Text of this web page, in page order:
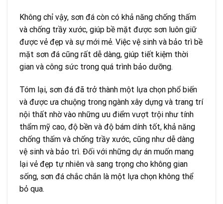
Không chỉ vậy, sơn đá còn có khả năng chống thấm
và chống trầy xước, giúp bề mặt được sơn luôn giữ
được vẻ đẹp và sự mới mẻ. Việc vệ sinh và bảo trì bề
mặt sơn đá cũng rất dễ dàng, giúp tiết kiệm thời
gian và công sức trong quá trình bảo dưỡng.
Tóm lại, sơn đá đã trở thành một lựa chọn phổ biến
và được ưa chuộng trong ngành xây dựng và trang trí
nội thất nhờ vào những ưu điểm vượt trội như tính
thẩm mỹ cao, độ bền và độ bám dính tốt, khả năng
chống thấm và chống trầy xước, cũng như dễ dàng
vệ sinh và bảo trì. Đối với những dự án muốn mang
lại vẻ đẹp tự nhiên và sang trọng cho không gian
sống, sơn đá chắc chắn là một lựa chọn không thể
bỏ qua.